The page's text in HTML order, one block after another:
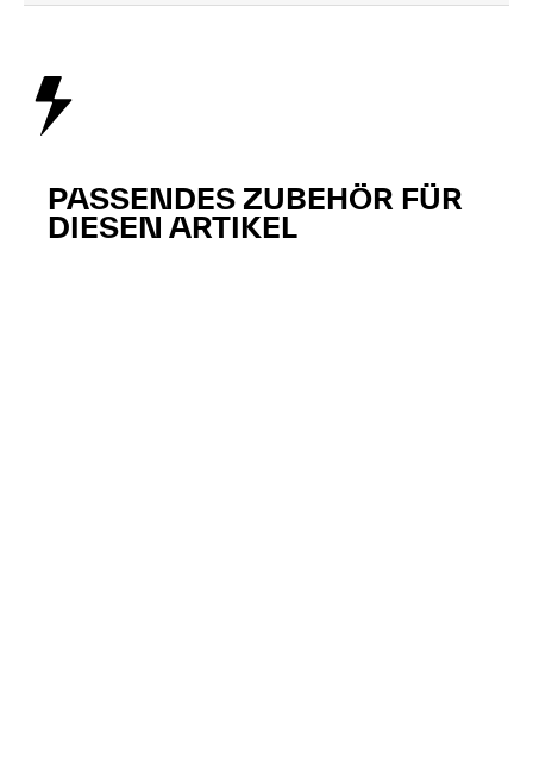
PASSENDES ZUBEHÖR FÜR
DIESEN ARTIKEL